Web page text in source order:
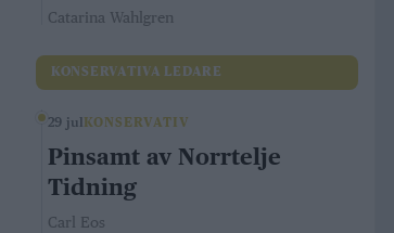
Catarina Wahlgren
KONSERVATIVA LEDARE
29 jul KONSERVATIV
Pinsamt av Norrtelje
Tidning
Carl Eos